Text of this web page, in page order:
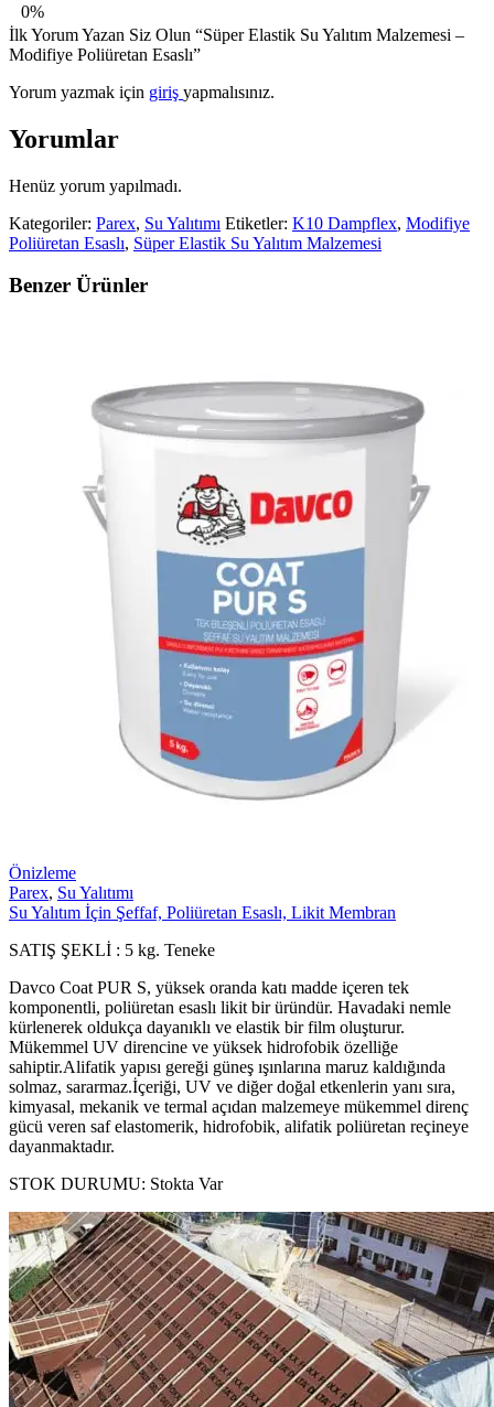
0%
İlk Yorum Yazan Siz Olun “Süper Elastik Su Yalıtım Malzemesi –
Modifiye Poliüretan Esaslı”
Yorum yazmak için giriş yapmalısınız.
Yorumlar
Henüz yorum yapılmadı.
Kategoriler: Parex, Su Yalıtımı Etiketler: K10 Dampflex, Modifiye
Poliüretan Esaslı, Süper Elastik Su Yalıtım Malzemesi
Benzer Ürünler
Önizleme
Parex, Su Yalıtımı
Su Yalıtım İçin Şeffaf, Poliüretan Esaslı, Likit Membran
SATIŞ ŞEKLİ : 5 kg. Teneke
Davco Coat PUR S, yüksek oranda katı madde içeren tek
komponentli, poliüretan esaslı likit bir üründür. Havadaki nemle
kürlenerek oldukça dayanıklı ve elastik bir film oluşturur.
Mükemmel UV direncine ve yüksek hidrofobik özelliğe
sahiptir.Alifatik yapısı gereği güneş ışınlarına maruz kaldığında
solmaz, sararmaz.İçeriği, UV ve diğer doğal etkenlerin yanı sıra,
kimyasal, mekanik ve termal açıdan malzemeye mükemmel direnç
gücü veren saf elastomerik, hidrofobik, alifatik poliüretan reçineye
dayanmaktadır.
STOK DURUMU: Stokta Var